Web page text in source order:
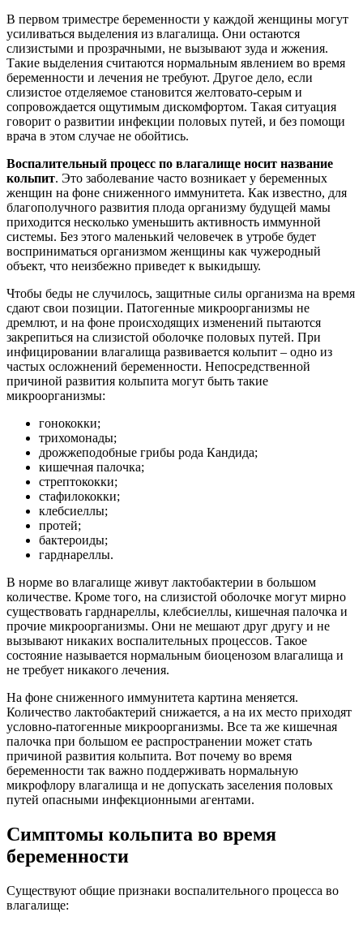
В первом триместре беременности у каждой женщины могут
усиливаться выделения из влагалища. Они остаются
слизистыми и прозрачными, не вызывают зуда и жжения.
Такие выделения считаются нормальным явлением во время
беременности и лечения не требуют. Другое дело, если
слизистое отделяемое становится желтовато-серым и
сопровождается ощутимым дискомфортом. Такая ситуация
говорит о развитии инфекции половых путей, и без помощи
врача в этом случае не обойтись.
Воспалительный процесс по влагалище носит название
кольпит. Это заболевание часто возникает у беременных
женщин на фоне сниженного иммунитета. Как известно, для
благополучного развития плода организму будущей мамы
приходится несколько уменьшить активность иммунной
системы. Без этого маленький человечек в утробе будет
восприниматься организмом женщины как чужеродный
объект, что неизбежно приведет к выкидышу.
Чтобы беды не случилось, защитные силы организма на время
сдают свои позиции. Патогенные микроорганизмы не
дремлют, и на фоне происходящих изменений пытаются
закрепиться на слизистой оболочке половых путей. При
инфицировании влагалища развивается кольпит – одно из
частых осложнений беременности. Непосредственной
причиной развития кольпита могут быть такие
микроорганизмы:
гонококки;
трихомонады;
дрожжеподобные грибы рода Кандида;
кишечная палочка;
стрептококки;
стафилококки;
клебсиеллы;
протей;
бактероиды;
гарднареллы.
В норме во влагалище живут лактобактерии в большом
количестве. Кроме того, на слизистой оболочке могут мирно
существовать гарднареллы, клебсиеллы, кишечная палочка и
прочие микроорганизмы. Они не мешают друг другу и не
вызывают никаких воспалительных процессов. Такое
состояние называется нормальным биоценозом влагалища и
не требует никакого лечения.
На фоне сниженного иммунитета картина меняется.
Количество лактобактерий снижается, а на их место приходят
условно-патогенные микроорганизмы. Все та же кишечная
палочка при большом ее распространении может стать
причиной развития кольпита. Вот почему во время
беременности так важно поддерживать нормальную
микрофлору влагалища и не допускать заселения половых
путей опасными инфекционными агентами.
Симптомы кольпита во время
беременности
Существуют общие признаки воспалительного процесса во
влагалище: